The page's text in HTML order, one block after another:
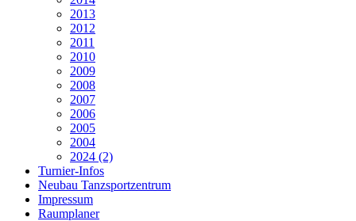
2013
2012
2011
2010
2009
2008
2007
2006
2005
2004
2024 (2)
Turnier-Infos
Neubau Tanzsportzentrum
Impressum
Raumplaner